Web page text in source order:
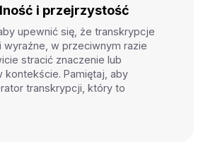
i przejrzystość
upewnić się, że transkrypcje
wyraźne, w przeciwnym razie
stracić znaczenie lub
kontekście. Pamiętaj, aby
transkrypcji, który to